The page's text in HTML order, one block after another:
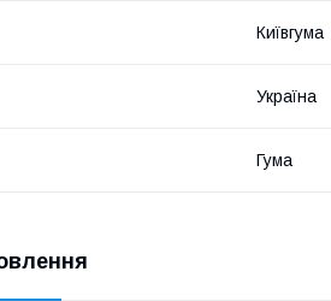
Київгума
Україна
Гума